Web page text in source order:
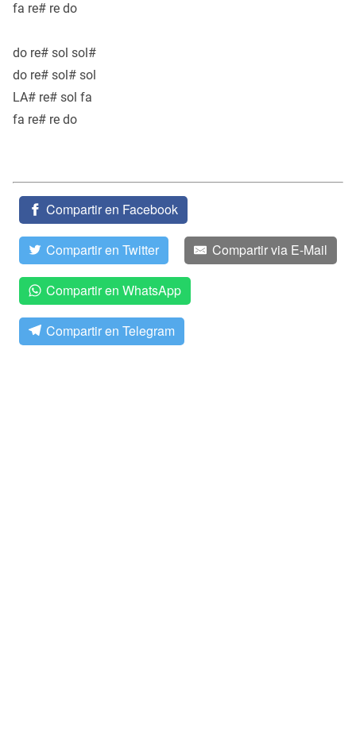
fa re# re do
do re# sol sol#
do re# sol# sol
LA# re# sol fa
fa re# re do
Compartir en Facebook
Compartir en Twitter Compartir via E-Mail
Compartir en WhatsApp
Compartir en Telegram